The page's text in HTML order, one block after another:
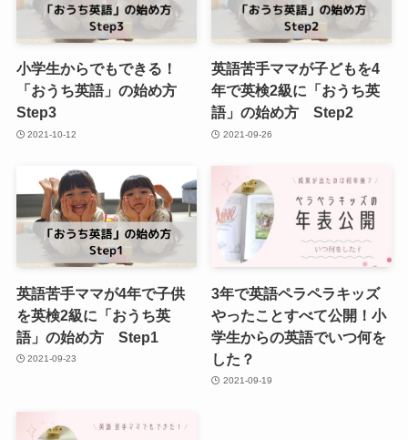
小学生からでもできる！
「おうち英語」の始め方
Step3
2021-10-12
英語苦手ママが子どもを4
年で英検2級に「おうち英
語」の始め方 Step2
2021-09-26
英語苦手ママが4年で子供
を英検2級に「おうち英
語」の始め方 Step1
2021-09-23
3年で英語ペラペラキッズ
やったことすべて公開！小
学生からの英語でいつ何を
した？
2021-09-19